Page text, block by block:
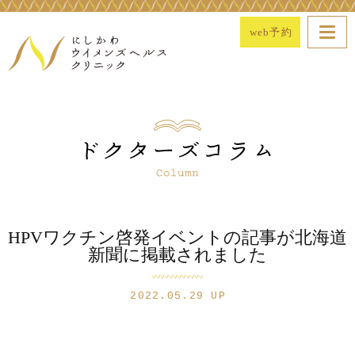
web予約
HPVワクチン啓発イベントの記事が北海道
新聞に掲載されました
2022.05.29 UP